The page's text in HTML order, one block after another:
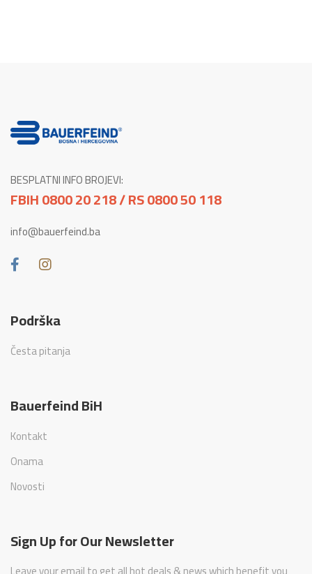
BESPLATNI INFO BROJEVI:
FBIH 0800 20 218 / RS 0800 50 118
info@bauerfeind.ba
Podrška
Česta pitanja
Bauerfeind BiH
Kontakt
Onama
Novosti
Sign Up for Our Newsletter